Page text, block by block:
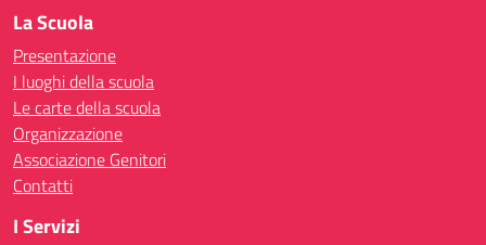
La Scuola
Presentazione
I luoghi della scuola
Le carte della scuola
Organizzazione
Associazione Genitori
Contatti
I Servizi